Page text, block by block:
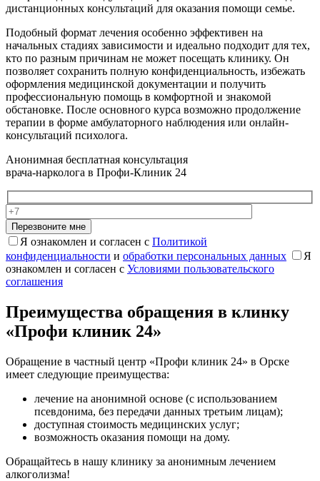
дистанционных консультаций для оказания помощи семье.
Подобный формат лечения особенно эффективен на
начальных стадиях зависимости и идеально подходит для тех,
кто по разным причинам не может посещать клинику. Он
позволяет сохранить полную конфиденциальность, избежать
оформления медицинской документации и получить
профессиональную помощь в комфортной и знакомой
обстановке. После основного курса возможно продолжение
терапии в форме амбулаторного наблюдения или онлайн-
консультаций психолога.
Анонимная бесплатная консультация
врача-нарколога в Профи-Клиник 24
Перезвоните мне
Я ознакомлен и согласен с Политикой
конфиденциальности и обработки персональных данных
Я
ознакомлен и согласен с Условиями пользовательского
соглашения
Преимущества обращения в клинку
«Профи клиник 24»
Обращение в частный центр «Профи клиник 24» в Орске
имеет следующие преимущества:
лечение на анонимной основе (с использованием
псевдонима, без передачи данных третьим лицам);
доступная стоимость медицинских услуг;
возможность оказания помощи на дому.
Обращайтесь в нашу клинику за анонимным лечением
алкоголизма!